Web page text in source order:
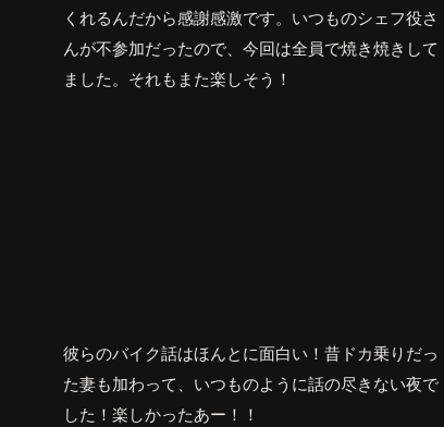
くれるんだから感謝感激です。いつものシェフ役さ
んが不参加だったので、今回は全員で焼き焼きして
ました。それもまた楽しそう！
彼らのバイク話はほんとに面白い！昔ドカ乗りだっ
た妻も加わって、いつものように話の尽きない夜で
した！楽しかったあー！！